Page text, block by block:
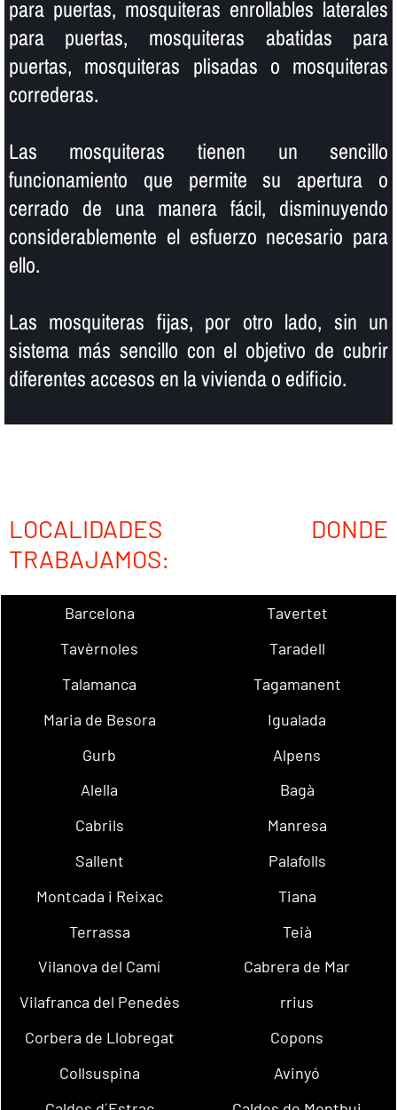
para puertas, mosquiteras enrollables laterales
para puertas, mosquiteras abatidas para
puertas, mosquiteras plisadas o mosquiteras
correderas.
Las mosquiteras tienen un sencillo
funcionamiento que permite su apertura o
cerrado de una manera fácil, disminuyendo
considerablemente el esfuerzo necesario para
ello.
Las mosquiteras fijas, por otro lado, sin un
sistema más sencillo con el objetivo de cubrir
diferentes accesos en la vivienda o edificio.
LOCALIDADES DONDE
TRABAJAMOS:
Barcelona
Tavertet
Tavèrnoles
Taradell
Talamanca
Tagamanent
Maria de Besora
Igualada
Gurb
Alpens
Alella
Bagà
Cabrils
Manresa
Sallent
Palafolls
Montcada i Reixac
Tiana
Terrassa
Teià
Vilanova del Camí
Cabrera de Mar
Vilafranca del Penedès
rrius
Corbera de Llobregat
Copons
Collsuspina
Avinyó